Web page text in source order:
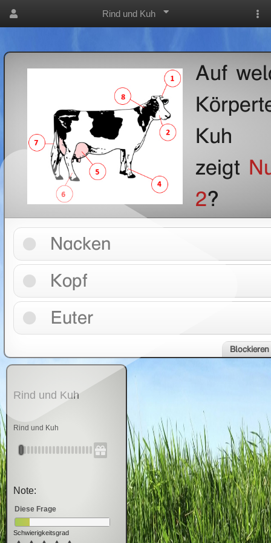
Rind und Kuh
Auf
Kuh
zeigt
2?
Nacken
Kopf
Euter
Blockieren
Rind und Kuh
Rind und Kuh
Note:
Diese Frage
Schwierigkeitsgrad